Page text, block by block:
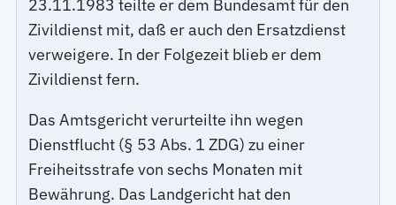
23.11.1983 teilte er dem Bundesamt für den
Zivildienst mit, daß er auch den Ersatzdienst
verweigere. In der Folgezeit blieb er dem
Zivildienst fern.
Das Amtsgericht verurteilte ihn wegen
Dienstflucht (§ 53 Abs. 1 ZDG) zu einer
Freiheitsstrafe von sechs Monaten mit
Bewährung. Das Landgericht hat den